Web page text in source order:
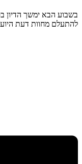
בשבוע הבא ימשך
להתעלם מחוות דעת